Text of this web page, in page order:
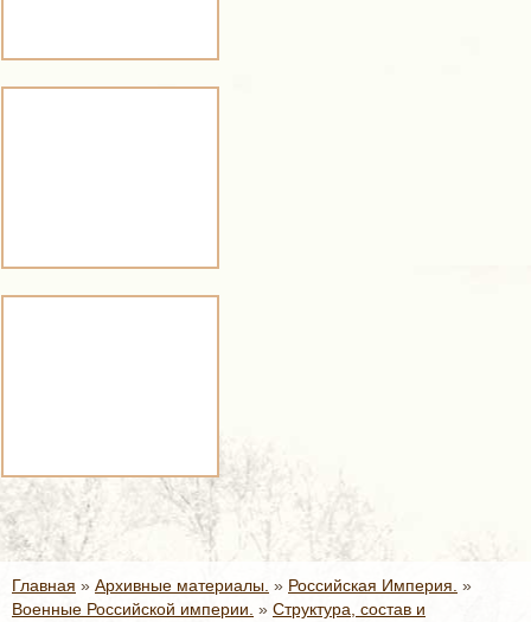
Главная » Архивные материалы. » Российская Империя. »
Военные Российской империи. » Структура, состав и